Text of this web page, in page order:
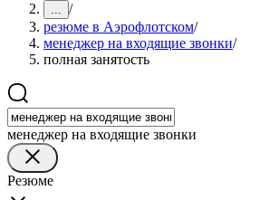
... /
резюме в Аэрофлотском/
менеджер на входящие звонки/
полная занятость
менеджер на входящие звонки
Резюме